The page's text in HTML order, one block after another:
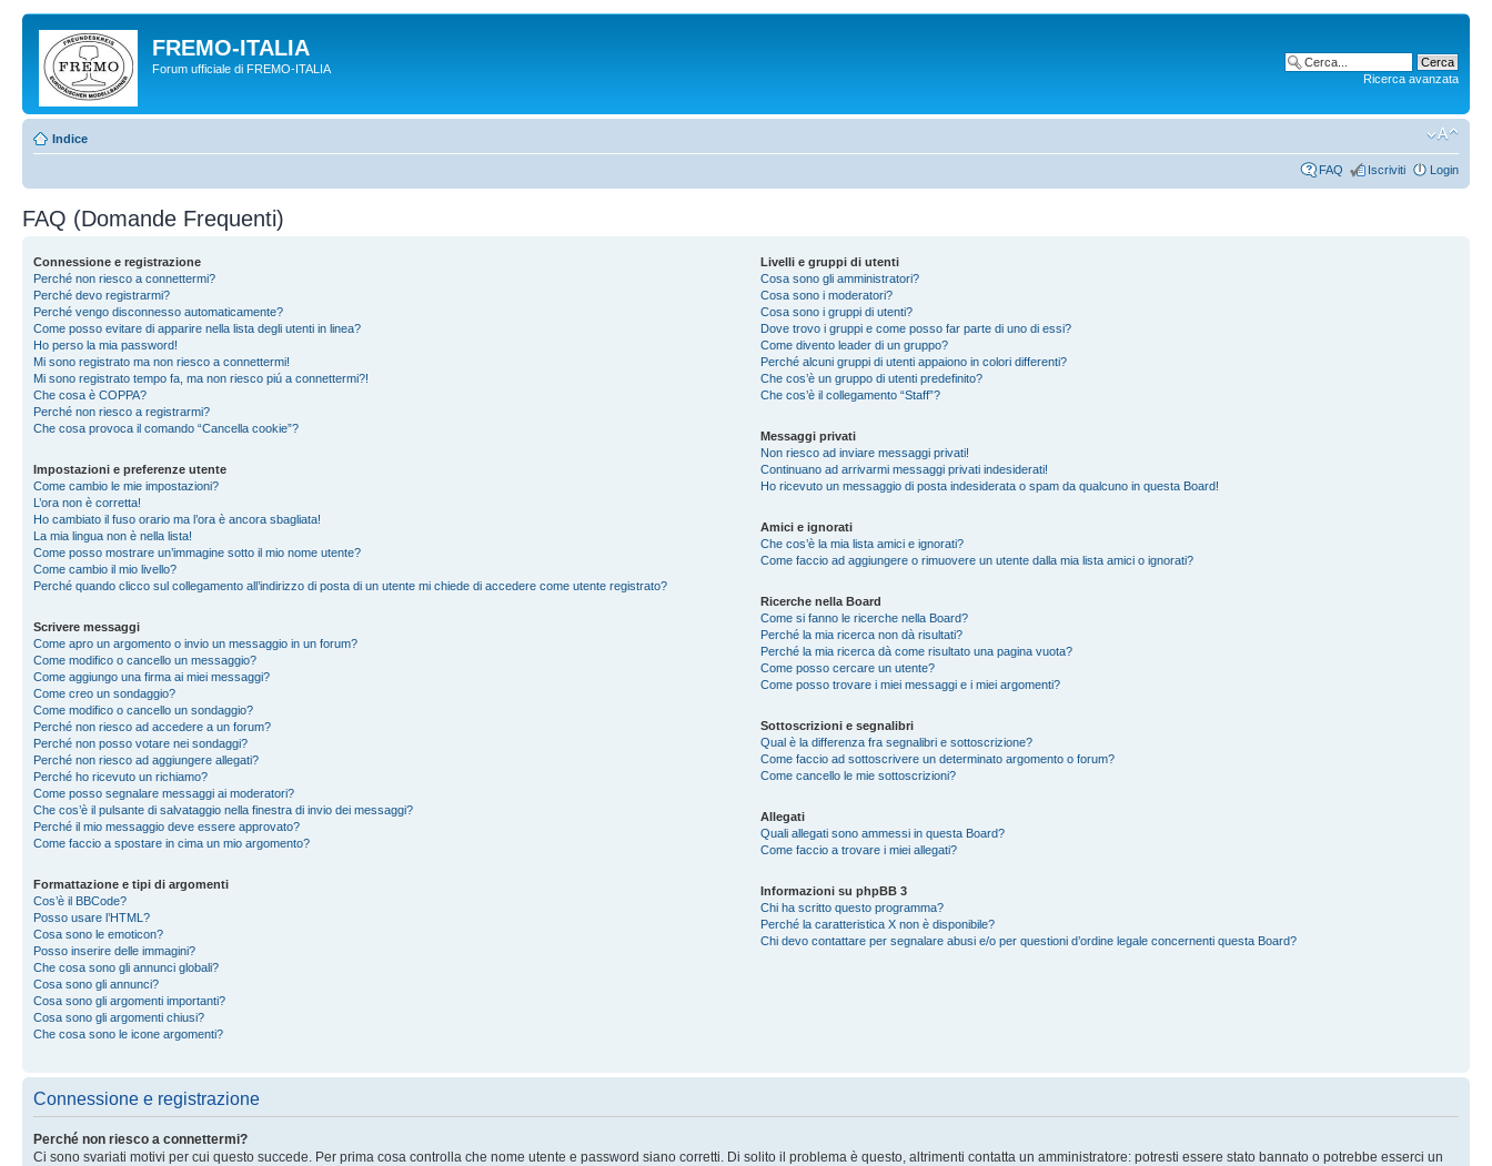
FREMO-ITALIA
Forum ufficiale di FREMO-ITALIA
Ricerca avanzata
Indice
FAQ Iscriviti Login
FAQ (Domande Frequenti)
Connessione e registrazione
Perché non riesco a connettermi?
Perché devo registrarmi?
Perché vengo disconnesso automaticamente?
Come posso evitare di apparire nella lista degli utenti in linea?
Ho perso la mia password!
Mi sono registrato ma non riesco a connettermi!
Mi sono registrato tempo fa, ma non riesco piú a connettermi?!
Che cosa è COPPA?
Perché non riesco a registrarmi?
Che cosa provoca il comando “Cancella cookie”?
Impostazioni e preferenze utente
Come cambio le mie impostazioni?
L’ora non è corretta!
Ho cambiato il fuso orario ma l’ora è ancora sbagliata!
La mia lingua non è nella lista!
Come posso mostrare un’immagine sotto il mio nome utente?
Come cambio il mio livello?
Perché quando clicco sul collegamento all’indirizzo di posta di un utente mi chiede di accedere come utente registrato?
Scrivere messaggi
Come apro un argomento o invio un messaggio in un forum?
Come modifico o cancello un messaggio?
Come aggiungo una firma ai miei messaggi?
Come creo un sondaggio?
Come modifico o cancello un sondaggio?
Perché non riesco ad accedere a un forum?
Perché non posso votare nei sondaggi?
Perché non riesco ad aggiungere allegati?
Perché ho ricevuto un richiamo?
Come posso segnalare messaggi ai moderatori?
Che cos’è il pulsante di salvataggio nella finestra di invio dei messaggi?
Perché il mio messaggio deve essere approvato?
Come faccio a spostare in cima un mio argomento?
Formattazione e tipi di argomenti
Cos’è il BBCode?
Posso usare l’HTML?
Cosa sono le emoticon?
Posso inserire delle immagini?
Che cosa sono gli annunci globali?
Cosa sono gli annunci?
Cosa sono gli argomenti importanti?
Cosa sono gli argomenti chiusi?
Che cosa sono le icone argomenti?
Livelli e gruppi di utenti
Cosa sono gli amministratori?
Cosa sono i moderatori?
Cosa sono i gruppi di utenti?
Dove trovo i gruppi e come posso far parte di uno di essi?
Come divento leader di un gruppo?
Perché alcuni gruppi di utenti appaiono in colori differenti?
Che cos’è un gruppo di utenti predefinito?
Che cos’è il collegamento “Staff”?
Messaggi privati
Non riesco ad inviare messaggi privati!
Continuano ad arrivarmi messaggi privati indesiderati!
Ho ricevuto un messaggio di posta indesiderata o spam da qualcuno in questa Board!
Amici e ignorati
Che cos’è la mia lista amici e ignorati?
Come faccio ad aggiungere o rimuovere un utente dalla mia lista amici o ignorati?
Ricerche nella Board
Come si fanno le ricerche nella Board?
Perché la mia ricerca non dà risultati?
Perché la mia ricerca dà come risultato una pagina vuota?
Come posso cercare un utente?
Come posso trovare i miei messaggi e i miei argomenti?
Sottoscrizioni e segnalibri
Qual è la differenza fra segnalibri e sottoscrizione?
Come faccio ad sottoscrivere un determinato argomento o forum?
Come cancello le mie sottoscrizioni?
Allegati
Quali allegati sono ammessi in questa Board?
Come faccio a trovare i miei allegati?
Informazioni su phpBB 3
Chi ha scritto questo programma?
Perché la caratteristica X non è disponibile?
Chi devo contattare per segnalare abusi e/o per questioni d’ordine legale concernenti questa Board?
Connessione e registrazione
Perché non riesco a connettermi?
Ci sono svariati motivi per cui questo succede. Per prima cosa controlla che nome utente e password siano corretti. Di solito il problema è questo, altrimenti contatta un amministratore: potresti essere stato bannato o potrebbe esserci un